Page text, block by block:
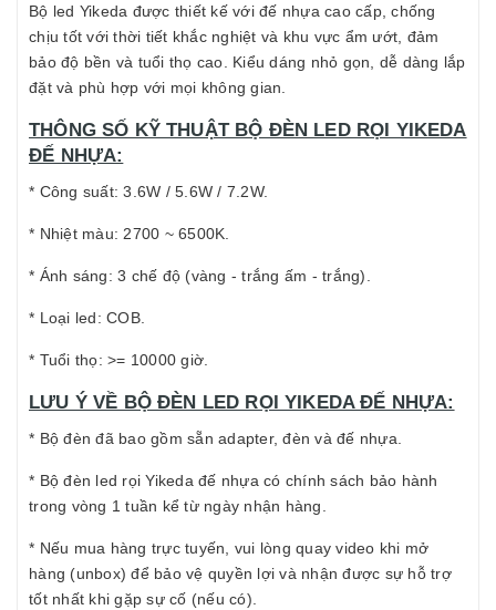
Bộ led Yikeda được thiết kế với đế nhựa cao cấp, chống
chịu tốt với thời tiết khắc nghiệt và khu vực ẩm ướt, đảm
bảo độ bền và tuổi thọ cao. Kiểu dáng nhỏ gọn, dễ dàng lắp
đặt và phù hợp với mọi không gian.
THÔNG SỐ KỸ THUẬT BỘ ĐÈN LED RỌI YIKEDA
ĐẾ NHỰA:
* Công suất: 3.6W / 5.6W / 7.2W.
* Nhiệt màu: 2700 ~ 6500K.
* Ánh sáng: 3 chế độ (vàng - trắng ấm - trắng).
* Loại led: COB.
* Tuổi thọ: >= 10000 giờ.
LƯU Ý VỀ BỘ ĐÈN LED RỌI YIKEDA ĐẾ NHỰA:
* Bộ đèn đã bao gồm sẵn adapter, đèn và đế nhựa.
* Bộ đèn led rọi Yikeda đế nhựa có chính sách bảo hành
trong vòng 1 tuần kể từ ngày nhận hàng.
* Nếu mua hàng trực tuyến, vui lòng quay video khi mở
hàng (unbox) để bảo vệ quyền lợi và nhận được sự hỗ trợ
tốt nhất khi gặp sự cố (nếu có).